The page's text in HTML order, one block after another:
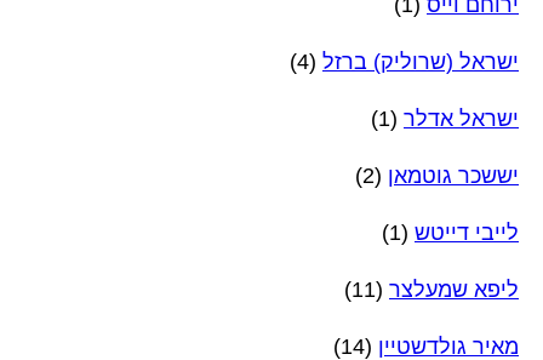
ישראל (שרוליק) ברזל (4)
ישראל אדלר (1)
יששכר גוטמאן (2)
לייבי דייטש (1)
ליפא שמעלצר (11)
מאיר גולדשטיין (14)